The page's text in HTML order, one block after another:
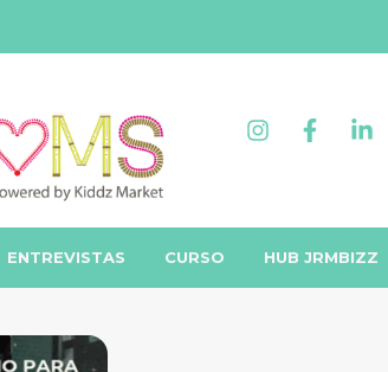
ENTREVISTAS CURSO HUB JRMBIZZ